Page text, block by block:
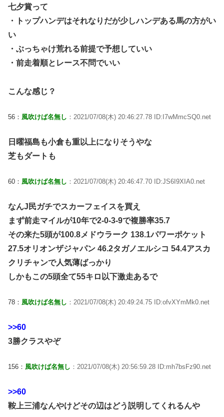
七夕賞って
・トップハンデはそれなりだが少しハンデある馬の方がい
い
・ぶっちゃけ荒れる前提で予想していい
・前走着順とレース不問でいい
こんな感じ？
56： 風吹けば名無し ：2021/07/08(木) 20:46:27.78 ID:I7wMmcSQ0.net
日曜福島も小倉も重以上になりそうやな
芝もダートも
60： 風吹けば名無し ：2021/07/08(木) 20:46:47.70 ID:JS6I9XIA0.net
なんJ民ガチでスカーフェイスを買え
まず前走マイルが10年で2-0-3-9で複勝率35.7
その来た5頭が100.8メドウラーク 138.1パワーポケット
27.5オリオンザジャパン 46.2タガノエルシコ 54.4アスカ
クリチャンで人気薄ばっかり
しかもこの5頭全て55キロ以下激走あるで
78： 風吹けば名無し ：2021/07/08(木) 20:49:24.75 ID:ofvXYmMk0.net
>>60
3勝クラスやぞ
156： 風吹けば名無し ：2021/07/08(木) 20:56:59.28 ID:mh7bsFz90.net
>>60
鞍上三浦なんやけどその辺はどう説明してくれるんや